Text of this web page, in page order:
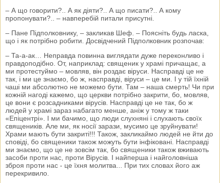
– А що говорити?.. А як діяти?.. А що писати?.. А кому
пропонувати?.. – навперебій питали присутні.
– Пане Підполковнику, – закликав Шеф. – Поясніть будь ласка,
що і як потрібно робити. Досвідчений Підполковник розпочав:
– Та-а-ак… Неправда повинна виглядати дуже переконливо і
правдоподібно. От, наприклад: священик у храмі причащає, а
ми протестуймо – мовляв, він роздає віруси. Насправді це не
так, і ми це знаємо, бо ж, насправді, віруси – це ми. І у тій їхній
чаші ми абсолютно не можемо бути. Там – наша смерть! Чи при
кожній нагоді кажемо, що церкви потрібно закрити, бо, мовляв,
це вони є розсадниками вірусів. Насправді це не так, бо ж
людей у храмі зараз набагато менше, аніж у тому ж таки
«Епіцентрі». І ми бачимо, що люди слухняні і слухають своїх
священиків. Але ми, як носії зарази, мусимо це зруйнувати!
Храми мають бути закриті!!! Також, закликаймо людей не йти до
сповіді, бо священики також можуть бути інфіковані. Насправді
ми знаємо, що це не зовсім так, бо священики також вживають
засоби проти нас, проти Вірусів. І найперша і найголовніша
зброя проти нас - це їхня молитва... При тих словах його аж
перекривило.